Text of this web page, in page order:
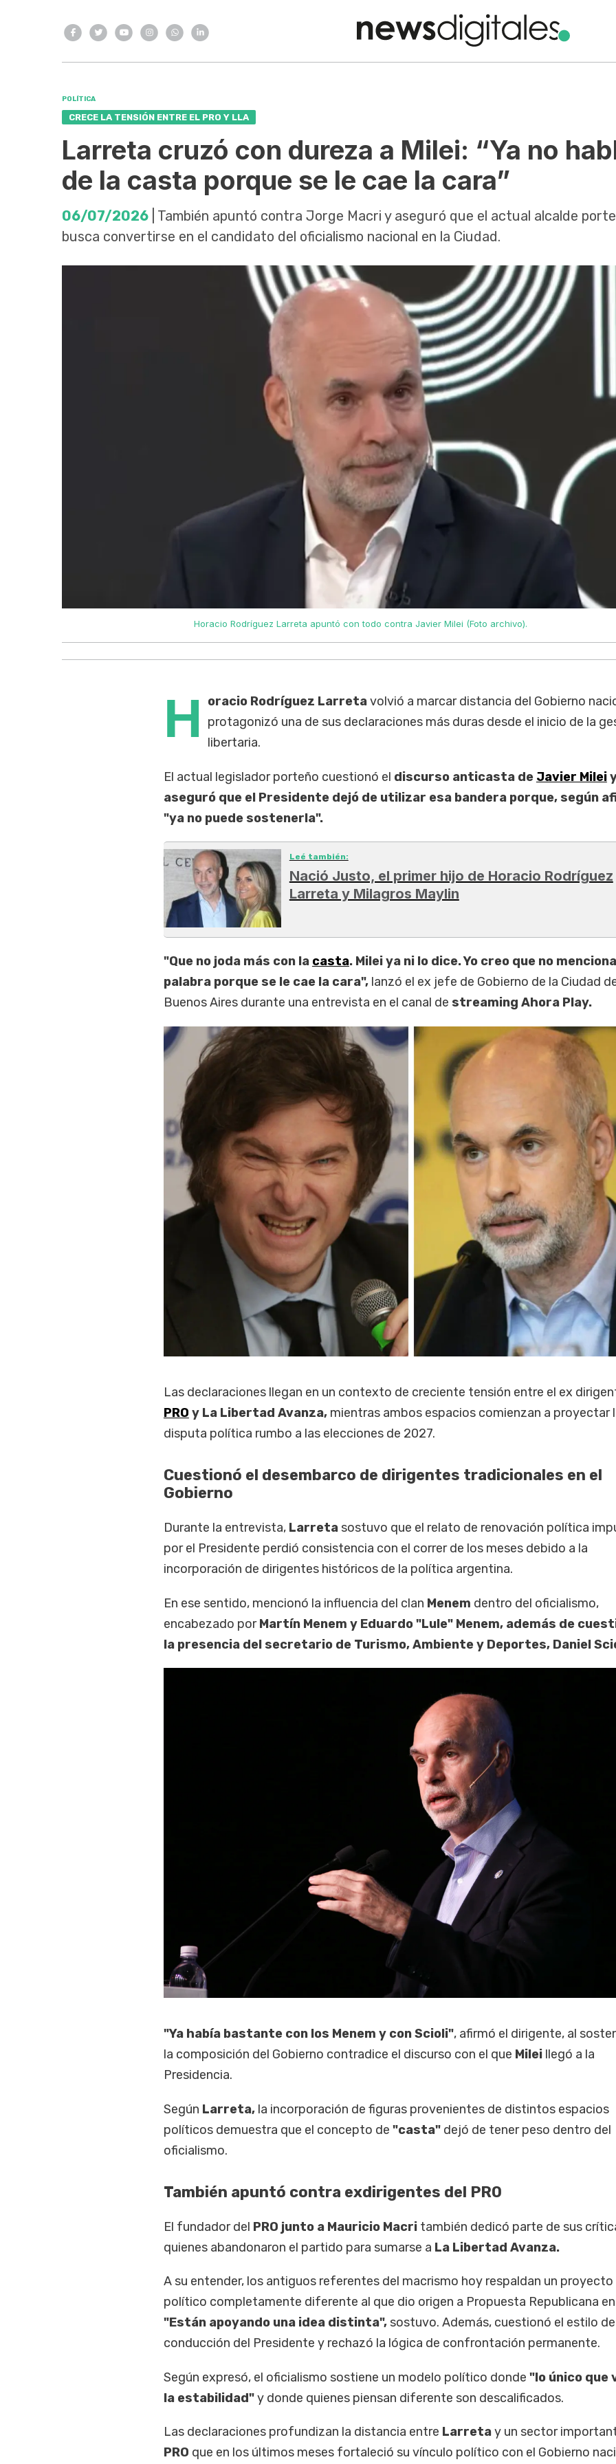
POLÍTICA
CRECE LA TENSIÓN ENTRE EL PRO Y LLA
Larreta cruzó con dureza a Milei: “Ya no
de la casta porque se le cae la cara”
06/07/2026 | También apuntó contra Jorge Macri y aseguró que el actual alcalde
busca convertirse en el candidato del oficialismo nacional en la Ciudad.
Horacio Rodríguez Larreta apuntó con todo contra Javier Milei (Foto archivo).
H oracio Rodríguez Larretavolvió a marcar distancia del Gobierno
protagonizó una de sus declaraciones más duras desde el inicio de la
libertaria.
El actual legislador porteño cuestionó el discurso anticasta de Javier Milei
aseguró que el Presidente dejó de utilizar esa bandera porque, según
"ya no puede sostenerla".
Leé también:
Nació Justo, el primer hijo de Horacio Rodríguez
Larreta y Milagros Maylin
"Que no joda más con la casta. Milei ya ni lo dice. Yo creo que no
palabra porque se le cae la cara", lanzó el ex jefe de Gobierno de la Ciudad
Buenos Aires durante una entrevista en el canal de streaming Ahora Play.
Las declaraciones llegan en un contexto de creciente tensión entre el ex
PRO y La Libertad Avanza,mientras ambos espacios comienzan a proyectar
disputa política rumbo a las elecciones de 2027.
Cuestionó el desembarco de dirigentes tradicionales en el
Gobierno
Durante la entrevista, Larretasostuvo que el relato de renovación política
por el Presidente perdió consistencia con el correr de los meses debido a la
incorporación de dirigentes históricos de la política argentina.
En ese sentido, mencionó la influencia del clan Menem dentro del oficialismo,
encabezado porMartín Menem y Eduardo "Lule" Menem, además de
la presencia del secretario de Turismo, Ambiente y Deportes, Daniel
"Ya había bastante con los Menem y con Scioli", afirmó el dirigente, al
la composición del Gobierno contradice el discurso con el que Mileillegó a la
Presidencia.
Según Larreta,la incorporación de figuras provenientes de distintos espacios
políticos demuestra que el concepto de "casta" dejó de tener peso dentro del
oficialismo.
También apuntó contra exdirigentes del PRO
El fundador del PRO junto a Mauricio Macri también dedicó parte de sus
quienes abandonaron el partido para sumarse a La Libertad Avanza.
A su entender, los antiguos referentes del macrismo hoy respaldan un proyecto
político completamente diferente al que dio origen a Propuesta Republicana
"Están apoyando una idea distinta",sostuvo. Además, cuestionó el estilo de
conducción del Presidente y rechazó la lógica de confrontación permanente.
Según expresó, el oficialismo sostiene un modelo político donde "lo único que
la estabilidad"y donde quienes piensan diferente son descalificados.
Las declaraciones profundizan la distancia entre Larretay un sector
PRO que en los últimos meses fortaleció su vínculo político con el Gobierno